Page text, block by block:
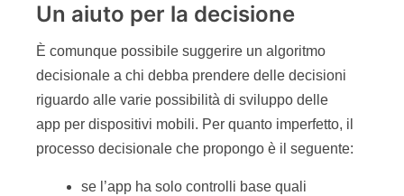
Un aiuto per la decisione
È comunque possibile suggerire un algoritmo
decisionale a chi debba prendere delle decisioni
riguardo alle varie possibilità di sviluppo delle
app per dispositivi mobili. Per quanto imperfetto, il
processo decisionale che propongo è il seguente:
se l’app ha solo controlli base quali